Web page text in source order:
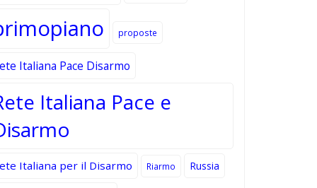
proposte
Italiana Pace Disarmo
Italiana Pace e
Italiana per il Disarmo Riarmo Russia